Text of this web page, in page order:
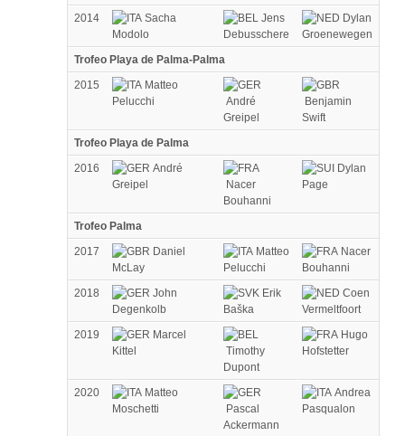
2014
Sacha
Modolo
Jens
Debusschere
Dylan
Groenewegen
Trofeo Playa de Palma-Palma
2015
Matteo
Pelucchi
André
Greipel
Benjamin
Swift
Trofeo Playa de Palma
2016
André
Greipel
Nacer
Bouhanni
Dylan
Page
Trofeo Palma
2017
Daniel
McLay
Matteo
Pelucchi
Nacer
Bouhanni
2018
John
Degenkolb
Erik
Baška
Coen
Vermeltfoort
2019
Marcel
Kittel
Timothy
Dupont
Hugo
Hofstetter
2020
Matteo
Moschetti
Pascal
Ackermann
Andrea
Pasqualon